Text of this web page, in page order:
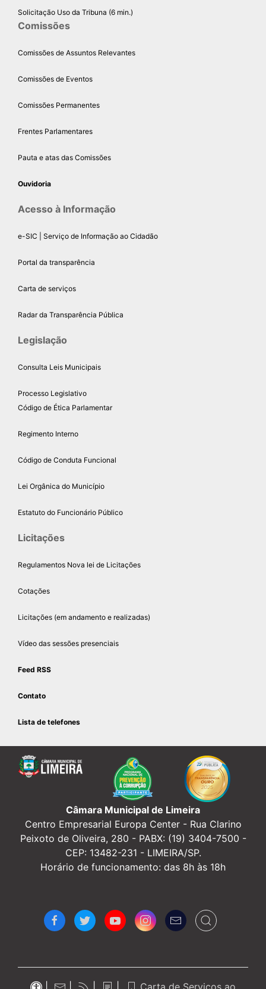
Solicitação Uso da Tribuna (6 min.)
Comissões
Comissões de Assuntos Relevantes
Comissões de Eventos
Comissões Permanentes
Frentes Parlamentares
Pauta e atas das Comissões
Ouvidoria
Acesso à Informação
e-SIC | Serviço de Informação ao Cidadão
Portal da transparência
Carta de serviços
Radar da Transparência Pública
Legislação
Consulta Leis Municipais
Processo Legislativo
Código de Ética Parlamentar
Regimento Interno
Código de Conduta Funcional
Lei Orgânica do Município
Estatuto do Funcionário Público
Licitações
Regulamentos Nova lei de Licitações
Cotações
Licitações (em andamento e realizadas)
Vídeo das sessões presenciais
Feed RSS
Contato
Lista de telefones
Câmara Municipal de Limeira
Centro Empresarial Europa Center - Rua Clarino
Peixoto de Oliveira, 280 - PABX: (19) 3404-7500 -
CEP: 13482-231 - LIMEIRA/SP.
Horário de funcionamento: das 8h às 18h
Carta de Serviços ao